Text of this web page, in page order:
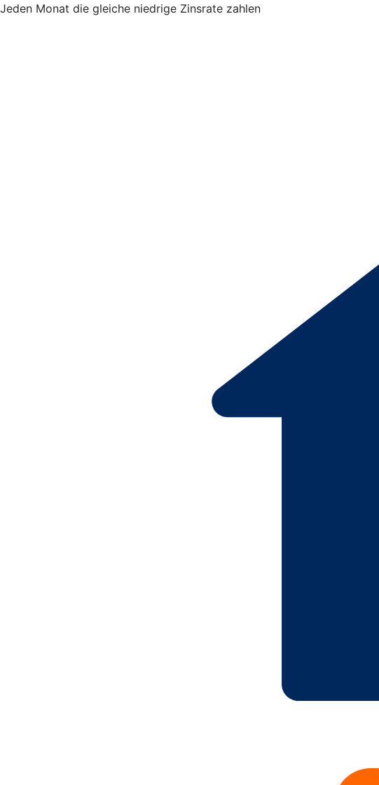
Jeden Monat die gleiche niedrige Zinsrate zahlen